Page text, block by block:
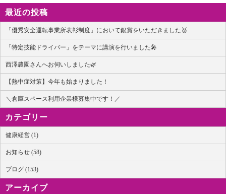
最近の投稿
「優秀安全運転事業所表彰制度」において銀賞をいただきました🥈
「特定技能ドライバー」をテーマに講演を行いました🎤
西澤農園さんへお伺いしました🌿
【熱中症対策】今年も始まりました！
＼倉庫スペース利用企業様募集中です！／
カテゴリー
健康経営 (1)
お知らせ (58)
ブログ (153)
アーカイブ